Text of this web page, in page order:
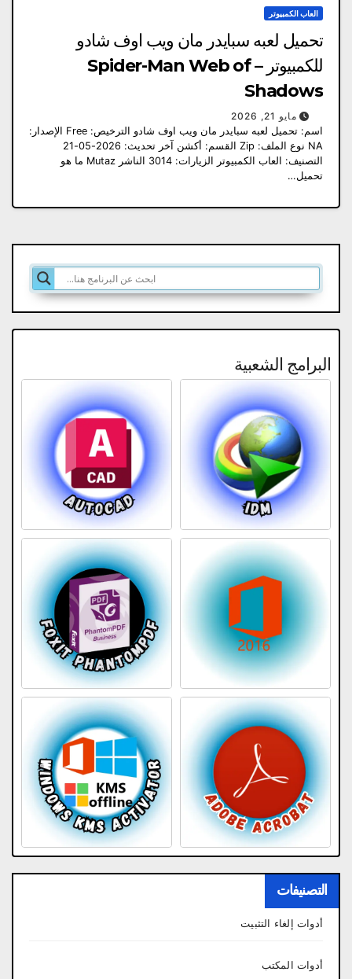
العاب الكمبيوتر
تحميل لعبه سبايدر مان ويب اوف شادو
للكمبيوتر – Spider-Man Web of
Shadows
مايو 21, 2026
اسم: تحميل لعبه سبايدر مان ويب اوف شادو الترخيص: Free الإصدار:
NA نوع الملف: Zip القسم: أكشن آخر تحديث: 2026-05-21
التصنيف: العاب الكمبيوتر الزيارات: 3014 الناشر Mutaz ما هو
تحميل…
البرامج الشعبية
التصنيفات
أدوات إلغاء التثبيت
أدوات المكتب